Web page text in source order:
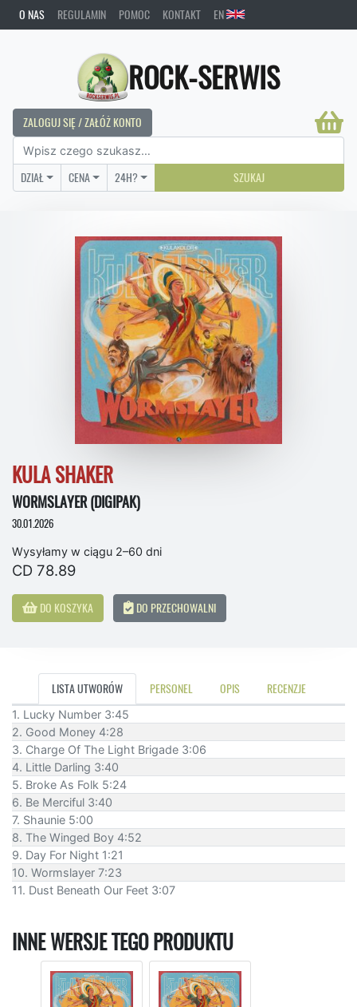
O NAS REGULAMIN POMOC KONTAKT EN
ROCK-SERWIS
ZALOGUJ SIĘ / ZAŁÓŻ KONTO
DZIAŁ CENA 24H? SZUKAJ
KULA SHAKER
WORMSLAYER (DIGIPAK)
30.01.2026
Wysyłamy w ciągu 2–60 dni
CD 78.89
DO KOSZYKA DO PRZECHOWALNI
LISTA UTWORÓW PERSONEL OPIS RECENZJE
1. Lucky Number 3:45
2. Good Money 4:28
3. Charge Of The Light Brigade 3:06
4. Little Darling 3:40
5. Broke As Folk 5:24
6. Be Merciful 3:40
7. Shaunie 5:00
8. The Winged Boy 4:52
9. Day For Night 1:21
10. Wormslayer 7:23
11. Dust Beneath Our Feet 3:07
INNE WERSJE TEGO PRODUKTU